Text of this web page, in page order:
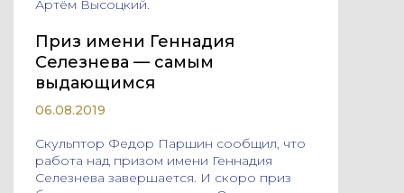
Артём Высоцкий.
Приз имени Геннадия
Селезнева — самым
выдающимся
06.08.2019
Cкульптор Федор Паршин сообщил, что
работа над призом имени Геннадия
Селезнева завершается. И скоро приз